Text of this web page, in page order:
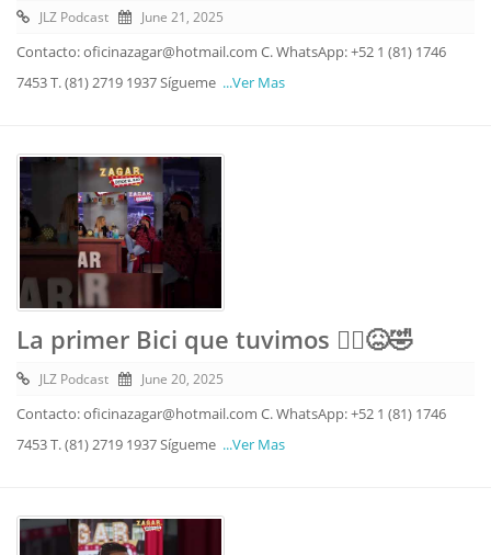
JLZ Podcast June 21, 2025
Contacto: oficinazagar@hotmail.com C. WhatsApp: +52 1 (81) 1746
7453 T. (81) 2719 1937 Sígueme ...Ver Mas
La primer Bici que tuvimos 🚴‍♂️😖🤣
JLZ Podcast June 20, 2025
Contacto: oficinazagar@hotmail.com C. WhatsApp: +52 1 (81) 1746
7453 T. (81) 2719 1937 Sígueme ...Ver Mas